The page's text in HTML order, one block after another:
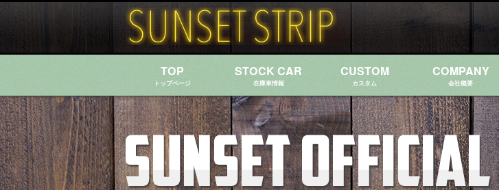
TOP
トップページ
STOCK CAR
在庫車情報
CUSTOM
カスタム
COMPANY
会社概要